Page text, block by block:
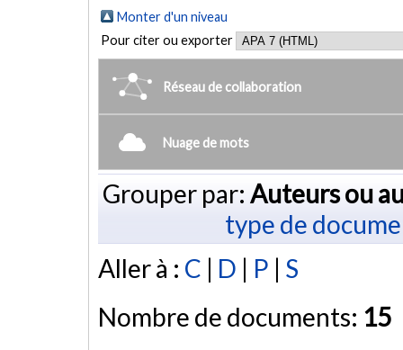
Monter d'un niveau
Pour citer ou exporter
Réseau de collaboration
Nuage de mots
Grouper par: Auteurs ou
type de
Aller à : C | D | P | S
Nombre de documents: 15